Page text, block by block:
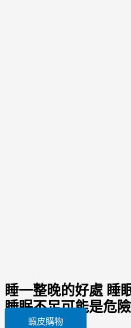
睡一整晚的好處 睡
睡眠不足可能是危
蝦皮購物